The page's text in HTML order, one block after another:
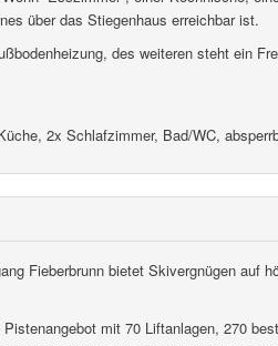
über das Stiegenhaus erreichbar ist.
des weiteren steht ein
2x Schlafzimmer, Bad/WC,
Fieberbrunn bietet Skivergnügen auf
mit 70 Liftanlagen, 270